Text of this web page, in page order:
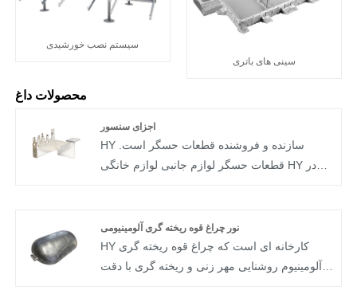
سیستم نصب خورشیدی
سینی های باتری
محصولات داغ
اجزای سنسور
HY سازنده و فروشنده قطعات حسگر است.
قطعات حسگر لوازم جانبی لوازم خانگی HY در
موجود است.
نور چراغ قوه ریخته گری آلومینیومی
HY کارخانه ای است که چراغ قوه ریخته گری
آلومینیوم روشنایی مهر زنی و ریخته گری با دقت